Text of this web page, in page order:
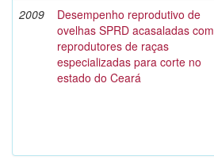
2009
Desempenho reprodutivo de
ovelhas SPRD acasaladas com
reprodutores de raças
especializadas para corte no
estado do Ceará